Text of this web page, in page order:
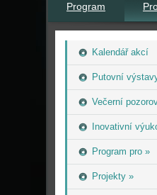
Program
Kalendář akcí
Putovní
Večerní
Inovativní
Program pro »
Projekty »